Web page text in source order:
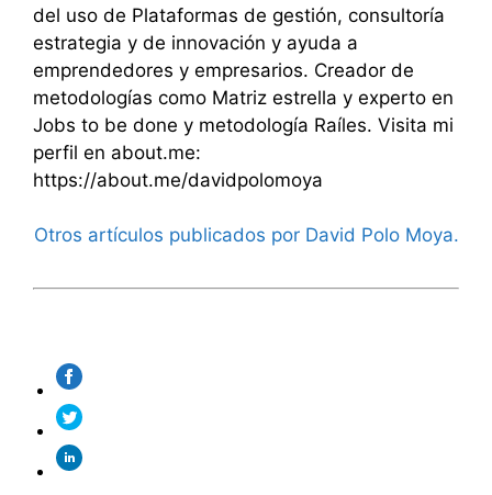
del uso de Plataformas de gestión, consultoría
estrategia y de innovación y ayuda a
emprendedores y empresarios. Creador de
metodologías como Matriz estrella y experto en
Jobs to be done y metodología Raíles. Visita mi
perfil en about.me:
https://about.me/davidpolomoya
Otros artículos publicados por David Polo Moya.